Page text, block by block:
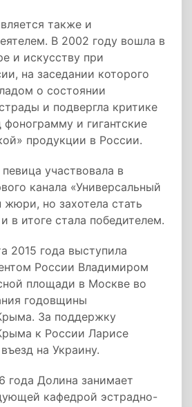
также и
В 2002 году вошла в
и искусству при
на заседании которого
о состоянии
и подвергла критике
фонограмму и гигантские
продукции в России.
участвовала в
канала «Универсальный
жюри, но захотела стать
в итоге стала победителем.
2015 года выступила
России Владимиром
площади в Москве во
годовщины
За поддержку
к России Ларисе
на Украину.
года Долина занимает
кафедрой эстрадно-